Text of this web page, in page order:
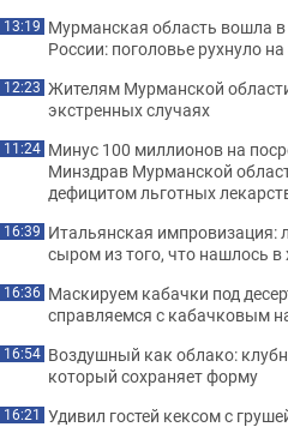
13:19 Мурманская область вошла в
России: поголовье рухнуло на
12:23 Жителям Мурманской
экстренных случаях
11:24 Минус 100 миллионов на
Минздрав Мурманской
дефицитом льготных
16:39 Итальянская импровизация:
сыром из того, что нашлось в
16:36 Маскируем кабачки под
справляемся с кабачковым
16:54 Воздушный как облако:
который сохраняет форму
16:21 Удивил гостей кексом с